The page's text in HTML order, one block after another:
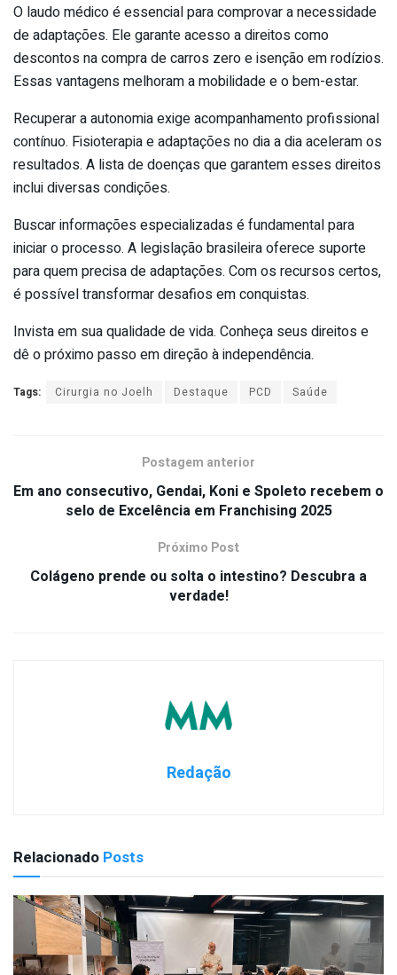
O laudo médico é essencial para comprovar a necessidade
de adaptações. Ele garante acesso a direitos como
descontos na compra de carros zero e isenção em rodízios.
Essas vantagens melhoram a mobilidade e o bem-estar.
Recuperar a autonomia exige acompanhamento profissional
contínuo. Fisioterapia e adaptações no dia a dia aceleram os
resultados. A lista de doenças que garantem esses direitos
inclui diversas condições.
Buscar informações especializadas é fundamental para
iniciar o processo. A legislação brasileira oferece suporte
para quem precisa de adaptações. Com os recursos certos,
é possível transformar desafios em conquistas.
Invista em sua qualidade de vida. Conheça seus direitos e
dê o próximo passo em direção à independência.
Tags: Cirurgia no Joelh Destaque PCD Saúde
Postagem anterior
Em ano consecutivo, Gendai, Koni e Spoleto recebem o
selo de Excelência em Franchising 2025
Próximo Post
Colágeno prende ou solta o intestino? Descubra a
verdade!
Redação
Relacionado Posts